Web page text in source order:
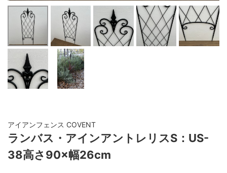
アイアンフェンス COVENT
ランバス・アインアントレリスS：US-
38高さ90×幅26cm